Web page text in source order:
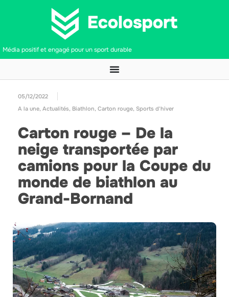
Média positif et engagé pour un sport durable
05/12/2022
A la une, Actualités, Biathlon, Carton rouge, Sports d'hiver
Carton rouge – De la
neige transportée par
camions pour la Coupe du
monde de biathlon au
Grand-Bornand